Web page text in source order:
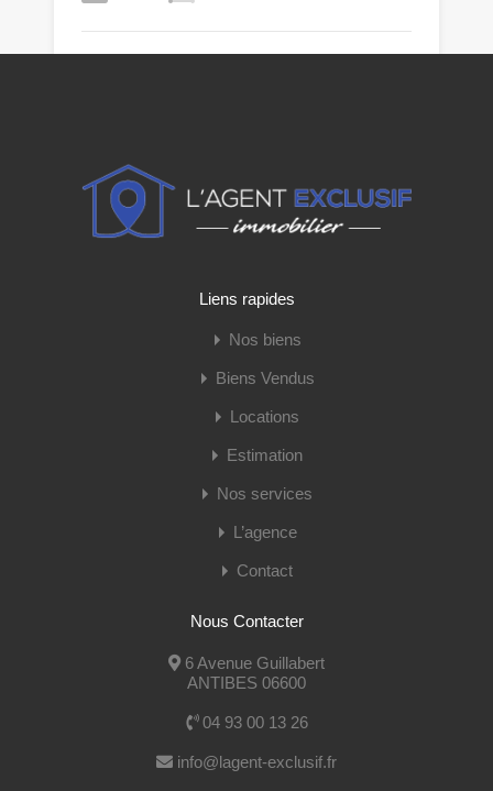
Cédric Anacleto
Antibes Ponteil – 2P traversant – Calme
– Terrasse – Grand Garage
Au sein d’un résidence gardiennée…
Vendu
430,000€
Liens rapides
Nos biens
Biens Vendus
Locations
Estimation
Nos services
L’agence
Contact
Nous Contacter
6 Avenue Guillabert
ANTIBES 06600
04 93 00 13 26
info@lagent-exclusif.fr